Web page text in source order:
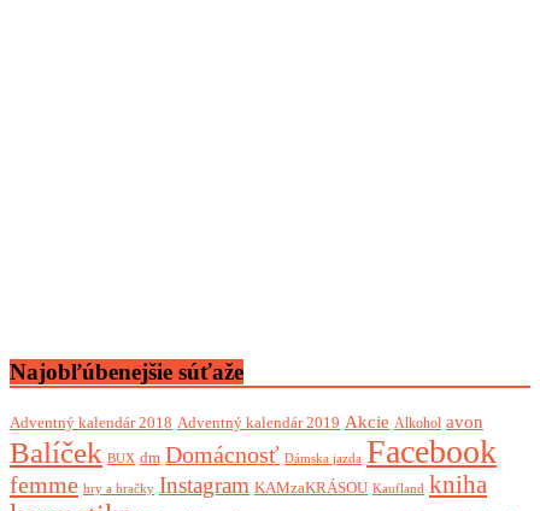
Najobľúbenejšie súťaže
Adventný kalendár 2018 Adventný kalendár 2019 Akcie Alkohol avon
Balíček BUX dm Domácnosť Dámska jazda Facebook
femme hry a hračky Instagram KAMzaKRÁSOU Kaufland kniha